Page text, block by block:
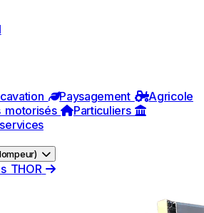
Paysagement
Agricole
motorisés
Particuliers
THOR